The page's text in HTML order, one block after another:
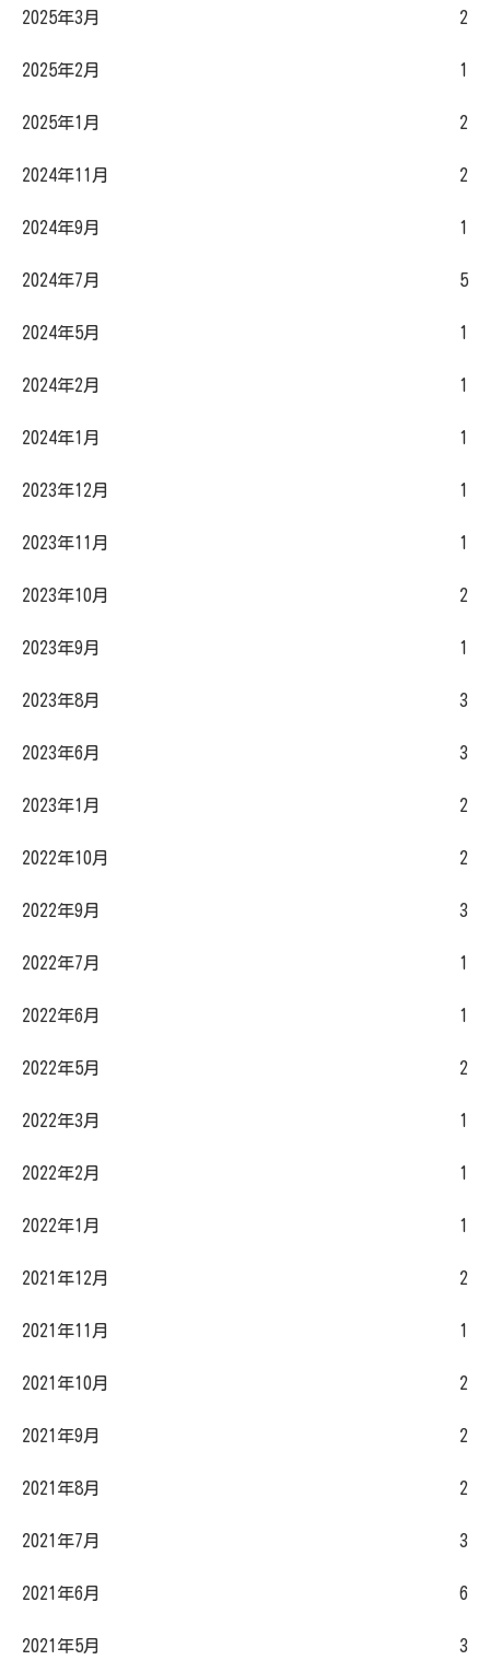
2025年3月 2
2025年2月 1
2025年1月 2
2024年11月 2
2024年9月 1
2024年7月 5
2024年5月 1
2024年2月 1
2024年1月 1
2023年12月 1
2023年11月 1
2023年10月 2
2023年9月 1
2023年8月 3
2023年6月 3
2023年1月 2
2022年10月 2
2022年9月 3
2022年7月 1
2022年6月 1
2022年5月 2
2022年3月 1
2022年2月 1
2022年1月 1
2021年12月 2
2021年11月 1
2021年10月 2
2021年9月 2
2021年8月 2
2021年7月 3
2021年6月 6
2021年5月 3